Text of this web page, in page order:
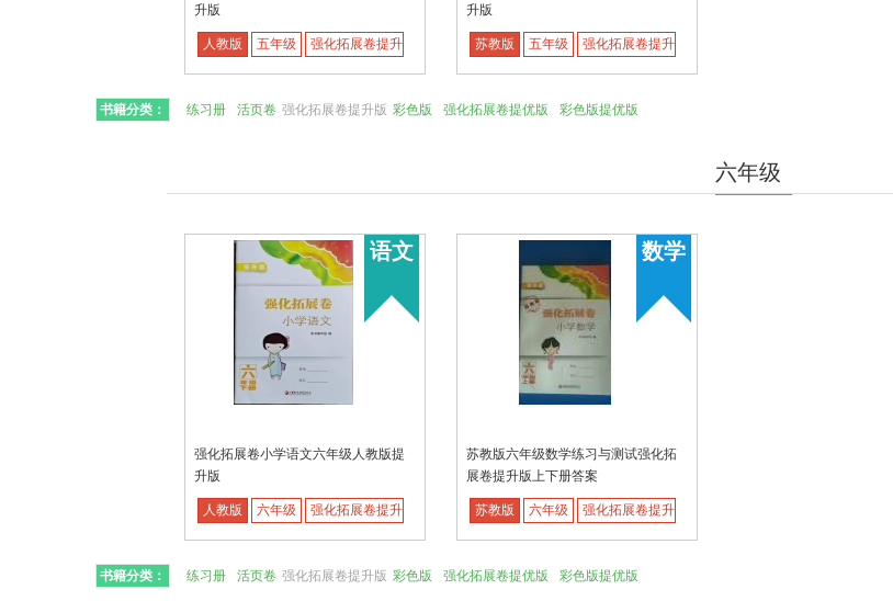
升版
人教版 五年级 强化拓展卷提升版
升版
苏教版 五年级 强化拓展卷提升版
书籍分类： 练习册 活页卷 强化拓展卷提升版 彩色版 强化拓展卷提优版 彩色版提优版
六年级
语文
强化拓展卷小学语文六年级人教版提
升版
人教版 六年级 强化拓展卷提升版
数学
苏教版六年级数学练习与测试强化拓
展卷提升版上下册答案
苏教版 六年级 强化拓展卷提升版
书籍分类： 练习册 活页卷 强化拓展卷提升版 彩色版 强化拓展卷提优版 彩色版提优版